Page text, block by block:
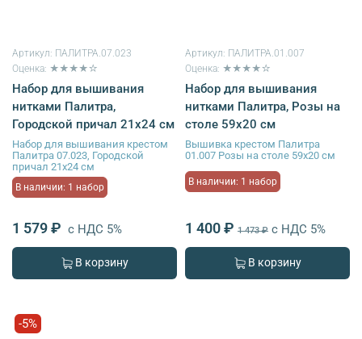
Артикул: ПАЛИТРА.07.023
Оценка: ★★★★☆
Набор для вышивания
нитками Палитра,
Городской причал 21х24 см
Набор для вышивания крестом
Палитра 07.023, Городской
причал 21х24 см
В наличии: 1 набор
1 579 ₽ с НДС 5%
В корзину
Артикул: ПАЛИТРА.01.007
Оценка: ★★★★☆
Набор для вышивания
нитками Палитра, Розы на
столе 59х20 см
Вышивка крестом Палитра
01.007 Розы на столе 59х20 см
В наличии: 1 набор
1 400 ₽ 1 473 ₽ с НДС 5%
В корзину
-5%